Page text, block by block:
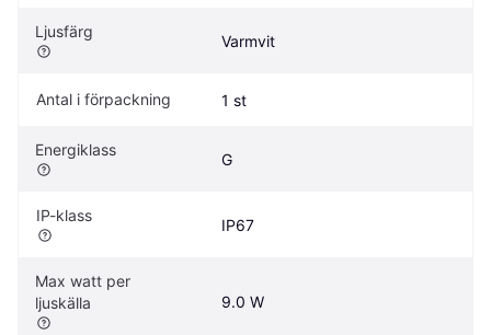
Ljusfärg
Varmvit
Antal i förpackning 1 st
Energiklass
G
IP-klass
IP67
Max watt per
ljuskälla
9.0 W